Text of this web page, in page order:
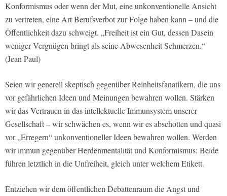
Konformismus oder wenn der Mut, eine unkonventionelle Ansicht
zu vertreten, eine Art Berufsverbot zur Folge haben kann – und die
Öffentlichkeit dazu schweigt. „Freiheit ist ein Gut, dessen Dasein
weniger Vergnügen bringt als seine Abwesenheit Schmerzen.“
(Jean Paul)
Seien wir generell skeptisch gegenüber Reinheitsfanatikern, die uns
vor gefährlichen Ideen und Meinungen bewahren wollen. Stärken
wir das Vertrauen in das intellektuelle Immunsystem unserer
Gesellschaft – wir schwächen es, wenn wir es abschotten und quasi
vor „Erregern“ unkonventioneller Ideen bewahren wollen. Werden
wir immun gegenüber Herdenmentalität und Konformismus: Beide
führen letztlich in die Unfreiheit, gleich unter welchem Etikett.
Entziehen wir dem öffentlichen Debattenraum die Angst und